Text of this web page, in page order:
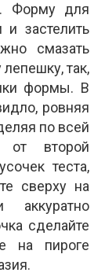
Форму для
застелить
смазать
так,
формы. В
ровняя
по всей
от второй
теста,
сверху на
сделайте
на пироге